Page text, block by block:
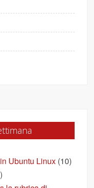
Ubuntu Linux (10)